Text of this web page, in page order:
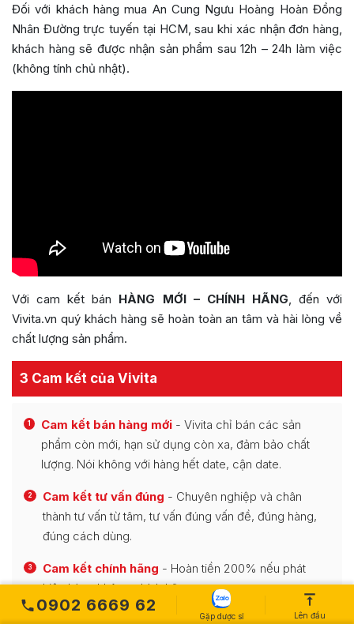
Đối với khách hàng mua An Cung Ngưu Hoàng Hoàn Đồng
Nhân Đường trực tuyến tại HCM, sau khi xác nhận đơn hàng,
khách hàng sẽ được nhận sản phẩm sau 12h – 24h làm việc
(không tính chủ nhật).
Với cam kết bán HÀNG MỚI – CHÍNH HÃNG , đến với
Vivita.vn quý khách hàng sẽ hoàn toàn an tâm và hài lòng về
chất lượng sản phẩm.
3 Cam kết của Vivita
1 Cam kết bán hàng mới - Vivita chỉ bán các sản
phẩm còn mới, hạn sử dụng còn xa, đảm bảo chất
lượng. Nói không với hàng hết date, cận date.
2 Cam kết tư vấn đúng - Chuyên nghiệp và chân
thành tư vấn từ tâm, tư vấn đúng vấn đề, đúng hàng,
đúng cách dùng.
3 Cam kết chính hãng - Hoàn tiền 200% nếu phát
hiện hàng không chính hãng.
0902 6669 62
Gặp dược sĩ Lên đầu